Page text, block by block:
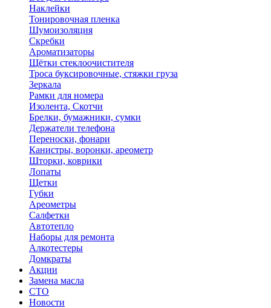
Наклейки
Тонировочная пленка
Шумоизоляция
Скребки
Ароматизаторы
Щётки стеклоочистителя
Троса буксировочные, стяжки груза
Зеркала
Рамки для номера
Изолента, Скотчи
Брелки, бумажники, сумки
Держатели телефона
Переноски, фонари
Канистры, воронки, ареометр
Шторки, коврики
Лопаты
Щетки
Губки
Ареометры
Салфетки
Автотепло
Наборы для ремонта
Алкотестеры
Домкраты
Акции
Замена масла
СТО
Новости